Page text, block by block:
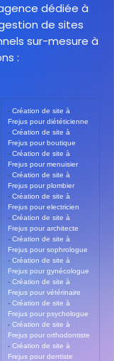
dédiée à
de sites
sur-mesure à
:
- Création de site à
Frejus pour diététicienne
- Création de site à
Frejus pour boutique
- Création de site à
Frejus pour menuisier
- Création de site à
Frejus pour plombier
- Création de site à
Frejus pour electricien
- Création de site à
Frejus pour architecte
- Création de site à
Frejus pour sophrologue
- Création de site à
Frejus pour gynécologue
- Création de site à
Frejus pour vétérinaire
- Création de site à
Frejus pour psychologue
- Création de site à
Frejus pour orthodontiste
- Création de site à
Frejus pour dentiste